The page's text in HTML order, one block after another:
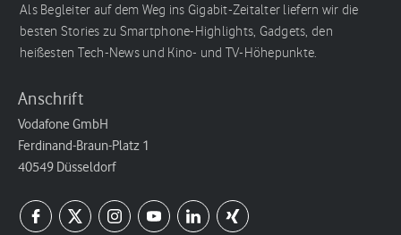
Als Begleiter auf dem Weg ins Gigabit-Zeitalter liefern wir die
besten Stories zu Smartphone-Highlights, Gadgets, den
heißesten Tech-News und Kino- und TV-Höhepunkte.
Anschrift
Vodafone GmbH
Ferdinand-Braun-Platz 1
40549 Düsseldorf